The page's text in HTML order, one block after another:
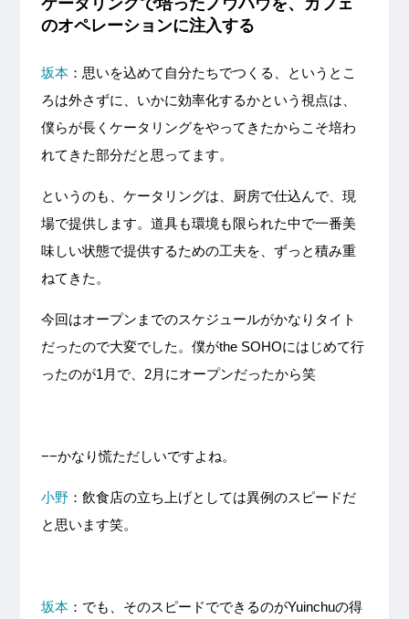
ケータリングで培ったノウハウを、カフェ
のオペレーションに注入する
坂本：思いを込めて自分たちでつくる、というとこ
ろは外さずに、いかに効率化するかという視点は、
僕らが長くケータリングをやってきたからこそ培わ
れてきた部分だと思ってます。
というのも、ケータリングは、厨房で仕込んで、現
場で提供します。道具も環境も限られた中で一番美
味しい状態で提供するための工夫を、ずっと積み重
ねてきた。
今回はオープンまでのスケジュールがかなりタイト
だったので大変でした。僕がthe SOHOにはじめて行
ったのが1月で、2月にオープンだったから笑
−−かなり慌ただしいですよね。
小野：飲食店の立ち上げとしては異例のスピードだ
と思います笑。
坂本：でも、そのスピードでできるのがYuinchuの得